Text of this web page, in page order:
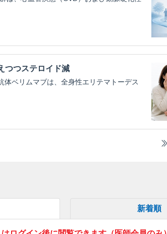
つつステロイド減
ベリムマブは、全身性エリテマトーデス
新着順